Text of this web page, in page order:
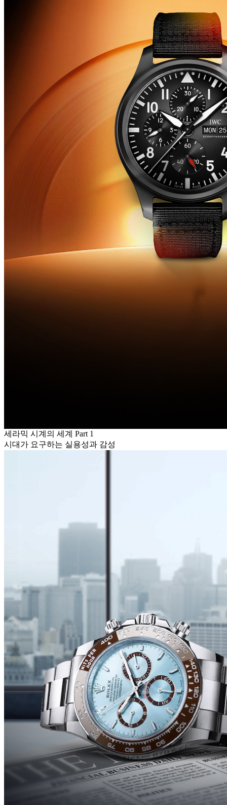
세라믹 시계의 세계 Part 1
시대가 요구하는 실용성과 감성